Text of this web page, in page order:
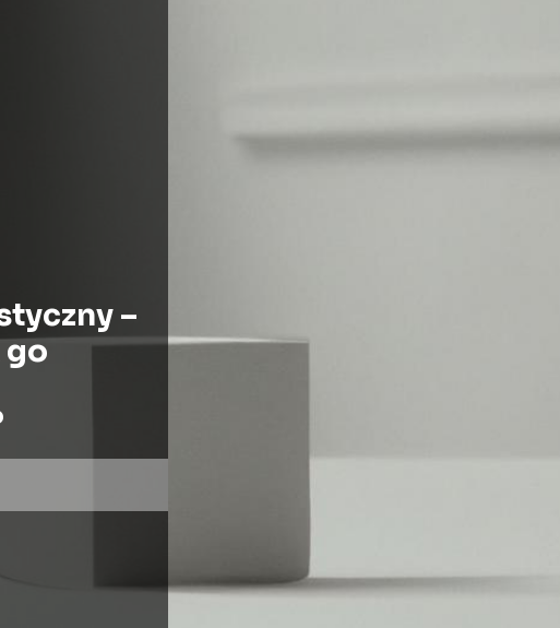
–
go